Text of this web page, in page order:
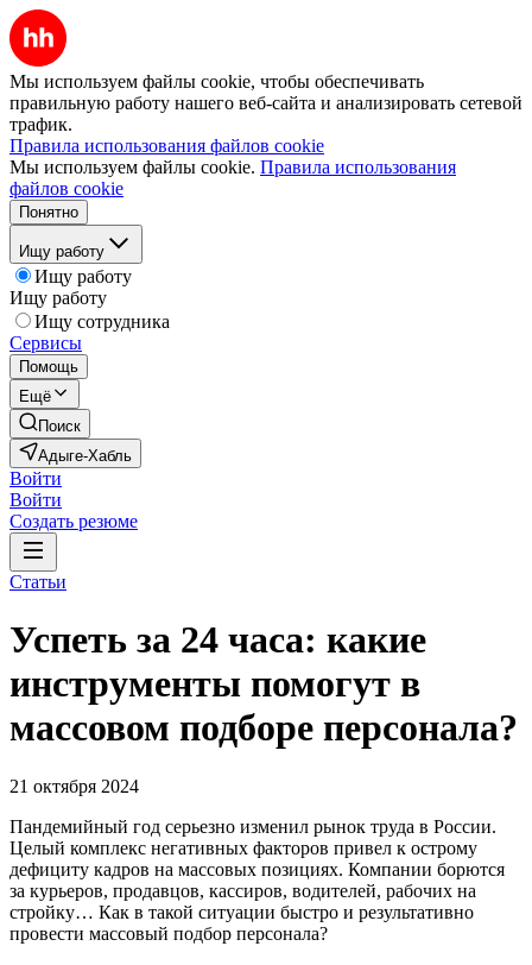
Мы используем файлы cookie, чтобы обеспечивать
правильную работу нашего веб-сайта и анализировать сетевой
трафик.
Правила использования файлов cookie
Мы используем файлы cookie. Правила использования
файлов cookie
Понятно
Ищу работу
Ищу работу
Ищу работу
Ищу сотрудника
Сервисы
Помощь
Ещё
Поиск
Адыге-Хабль
Войти
Войти
Создать резюме
Статьи
Успеть за 24 часа: какие
инструменты помогут в
массовом подборе персонала?
21 октября 2024
Пандемийный год серьезно изменил рынок труда в России.
Целый комплекс негативных факторов привел к острому
дефициту кадров на массовых позициях. Компании борются
за курьеров, продавцов, кассиров, водителей, рабочих на
стройку… Как в такой ситуации быстро и результативно
провести массовый подбор персонала?